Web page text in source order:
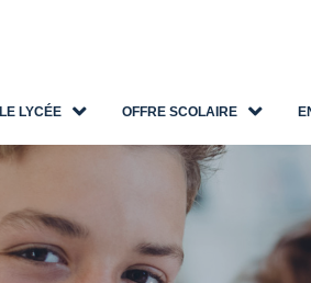
LE LYCÉE OFFRE SCOLAIRE